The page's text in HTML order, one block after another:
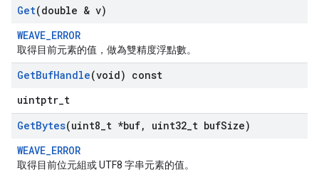
Get(double & v)
WEAVE_ERROR
取得目前元素的值，做為雙精度浮點數。
GetBufHandle(void) const
uintptr_t
GetBytes(uint8 t *buf, uint32 t bufSize)
WEAVE_ERROR
取得目前位元組或 UTF8 字串元素的值。